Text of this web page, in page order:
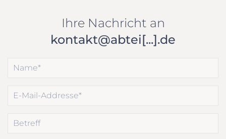
Ihre Nachricht an
kontakt@abtei[...].de